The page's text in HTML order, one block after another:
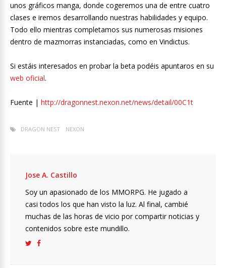
unos gráficos manga, donde cogeremos una de entre cuatro
clases e iremos desarrollando nuestras habilidades y equipo.
Todo ello mientras completamos sus numerosas misiones
dentro de mazmorras instanciadas, como en Vindictus.
Si estáis interesados en probar la beta podéis apuntaros en su
web oficial.
Fuente | http://dragonnest.nexon.net/news/detail/00C1t
DRAGON NEST NEXON
Jose A. Castillo
Soy un apasionado de los MMORPG. He jugado a
casi todos los que han visto la luz. Al final, cambié
muchas de las horas de vicio por compartir noticias y
contenidos sobre este mundillo.